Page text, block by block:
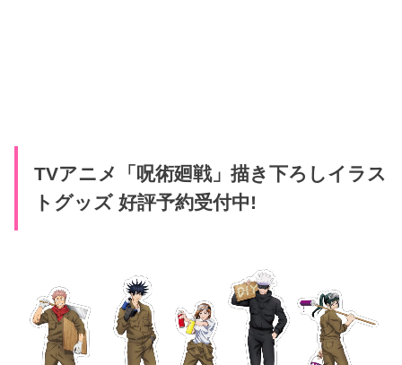
TVアニメ「呪術廻戦」描き下ろしイラス
トグッズ 好評予約受付中!